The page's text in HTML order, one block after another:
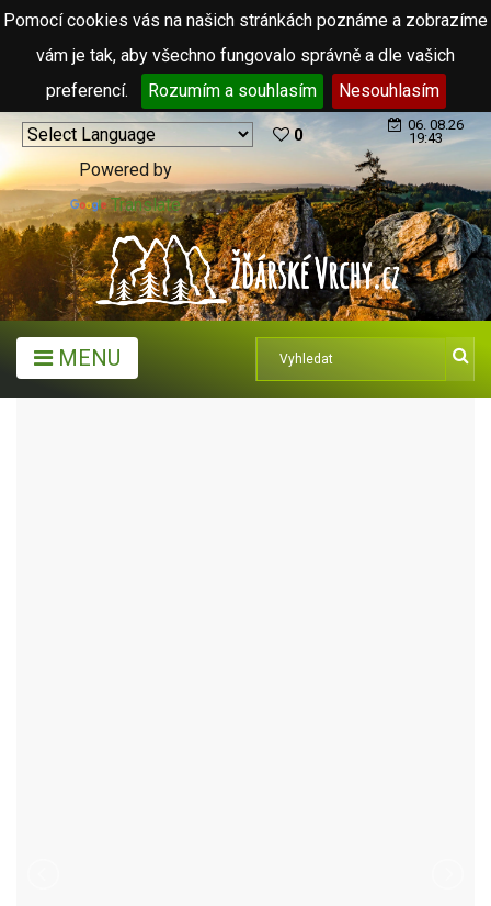
Pomocí cookies vás na našich stránkách poznáme a zobrazíme
vám je tak, aby všechno fungovalo správně a dle vašich
preferencí.
Rozumím a souhlasím Nesouhlasím
Powered by
Translate
0
06. 08.26
19:43
MENU